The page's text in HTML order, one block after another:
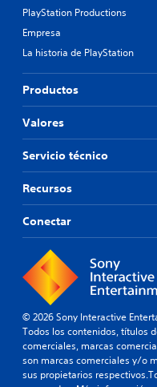
PlayStation Productions
Empresa
La historia de PlayStation
Productos
Valores
Servicio técnico
Recursos
Conectar
© 2026 Sony Interactive
Todos los contenidos, títulos
comerciales, marcas
son marcas comerciales y/o
sus propietarios